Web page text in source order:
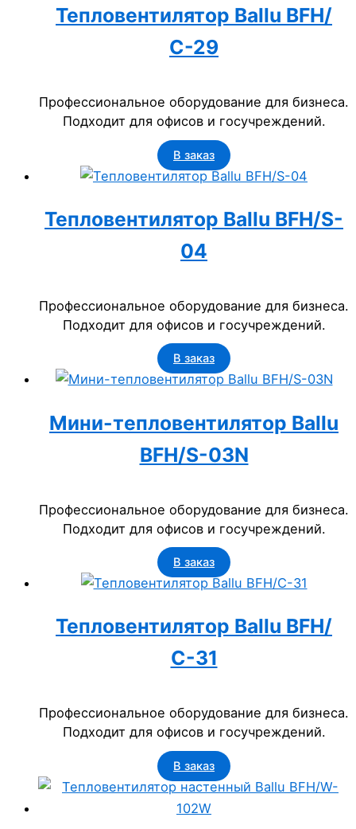
Тепловентилятор Ballu BFH/
С-29
Профессиональное оборудование для бизнеса.
Подходит для офисов и госучреждений.
В заказ
Тепловентилятор Ballu BFH/S-
04
Профессиональное оборудование для бизнеса.
Подходит для офисов и госучреждений.
В заказ
Мини-тепловентилятор Ballu
BFH/S-03N
Профессиональное оборудование для бизнеса.
Подходит для офисов и госучреждений.
В заказ
Тепловентилятор Ballu BFH/
С-31
Профессиональное оборудование для бизнеса.
Подходит для офисов и госучреждений.
В заказ